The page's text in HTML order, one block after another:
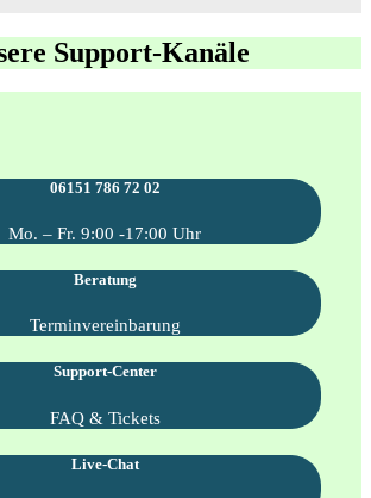
Support-Kanäle
06151 786 72 02
Mo. – Fr. 9:00 -17:00 Uhr
Beratung
Terminvereinbarung
Support-Center
FAQ & Tickets
Live-Chat